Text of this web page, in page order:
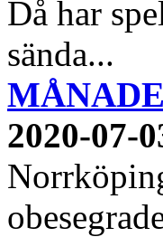
Då har
sända...
2020-07-